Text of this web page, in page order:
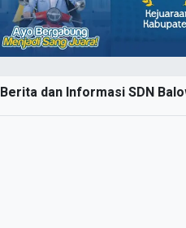
Berita dan Informasi SDN